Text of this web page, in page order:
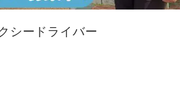
シードライバー